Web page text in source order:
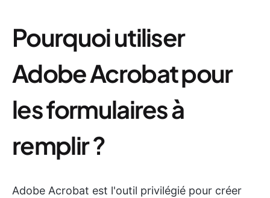
Pourquoi utiliser
Adobe Acrobat pour
les formulaires à
remplir ?
Adobe Acrobat est l'outil privilégié pour créer